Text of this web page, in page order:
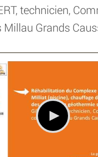
technicien,
Grands